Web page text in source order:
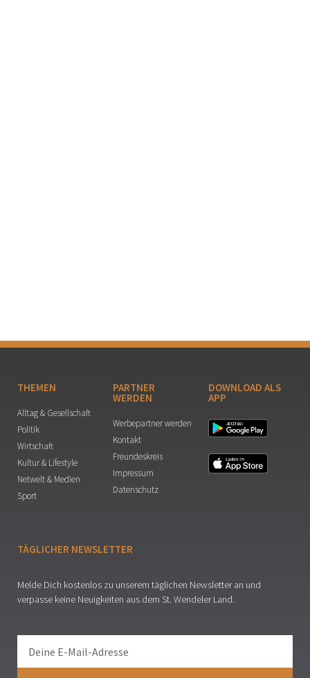
THEMEN
Alltag & Gesellschaft
Politik
Wirtschaft
Kultur & Lifestyle
Netwelt & Medien
Sport
PARTNER
WERDEN
Werbepartner werden
Kontakt
Freundeskreis
Impressum
Datenschutz
DOWNLOAD ALS
APP
TÄGLICHER NEWSLETTER
Melde Dich kostenlos zu unserem täglichen Newsletter an und
verpasse keine Neuigkeiten aus dem St. Wendeler Land.